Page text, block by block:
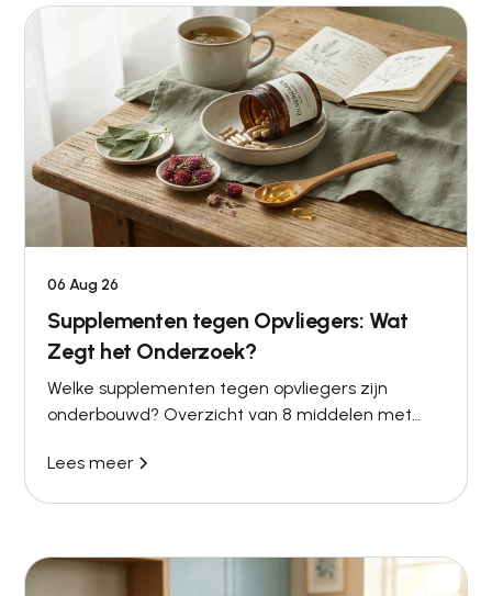
06 Aug 26
Supplementen tegen Opvliegers: Wat
Zegt het Onderzoek?
Welke supplementen tegen opvliegers zijn
onderbouwd? Overzicht van 8 middelen met
sojaisoflavonen tot black cohosh.
Lees meer